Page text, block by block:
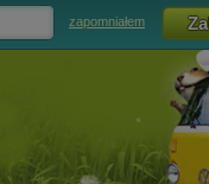
zapomniałem